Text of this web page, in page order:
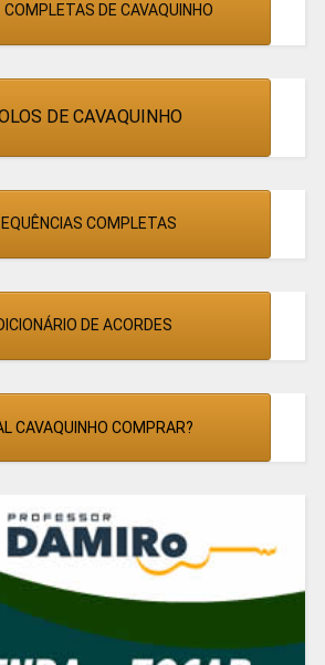
DE CAVAQUINHO
DE CAVAQUINHO
COMPLETAS
DE ACORDES
CAVAQUINHO COMPRAR?